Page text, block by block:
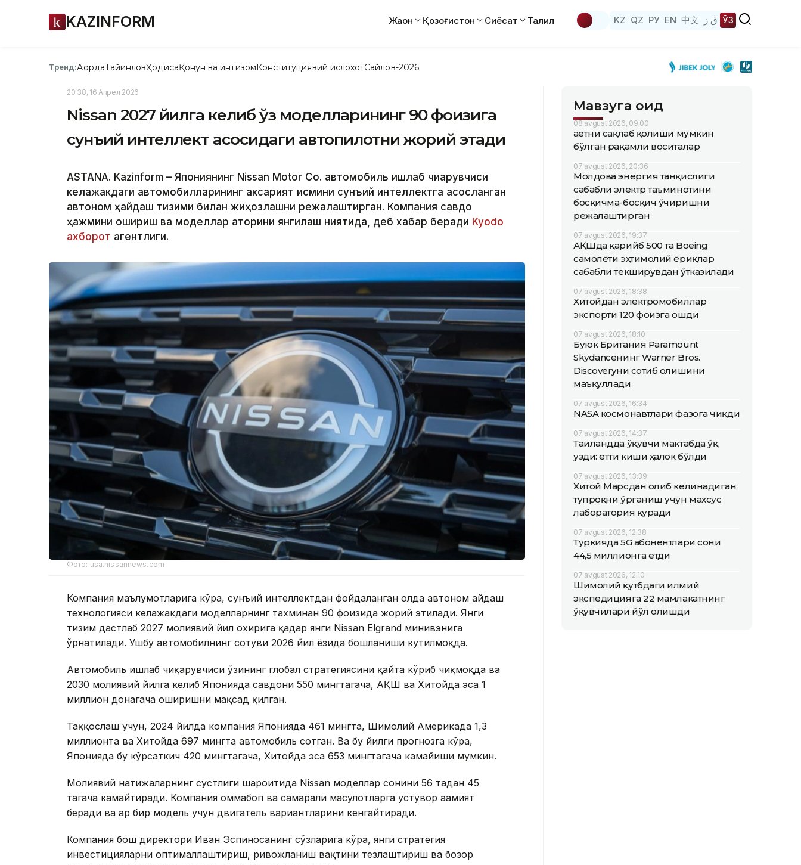
KAZINFORM Жаҳон Қозоғистон Сиёсат Таҳлил KZ QZ РУ EN 中文 ق ز ЎЗ
Тренд:АқордаТайинловҲодисаҚонун ва интизомКонституциявий ислоҳотСайлов-2026
20:38, 16 Апрел 2026
Nissan 2027 йилга келиб ўз моделларининг 90 фоизига
сунъий интеллект асосидаги автопилотни жорий этади
ASTANA. Kazinform – Япониянинг Nissan Motor Co. автомобиль ишлаб чиқарувчиси
келажакдаги автомобилларининг аксарият қисмини сунъий интеллектга асосланган
автоном ҳайдаш тизими билан жиҳозлашни режалаштирган. Компания савдо
ҳажмини ошириш ва моделлар қаторини янгилаш ниятида, деб хабар беради Kyodo
ахборот агентлиги.
Фото: usa.nissannews.com
Компания маълумотларига кўра, сунъий интеллектдан фойдаланган ҳолда автоном ҳайдаш
технологияси келажакдаги моделларнинг тахминан 90 фоизида жорий этилади. Янги
тизим дастлаб 2027 молиявий йил охирига қадар янги Nissan Elgrand минивэнига
ўрнатилади. Ушбу автомобилнинг сотуви 2026 йил ёзида бошланиши кутилмоқда.
Автомобиль ишлаб чиқарувчиси ўзининг глобал стратегиясини қайта кўриб чиқмоқда ва
2030 молиявий йилга келиб Японияда савдони 550 мингтагача, АҚШ ва Хитойда эса 1
миллион донагача оширишни мақсад қилган.
Таққослаш учун, 2024 йилда компания Японияда 461 мингта, Шимолий Америкада 1,3
миллионта ва Хитойда 697 мингта автомобиль сотган. Ва бу йилги прогнозга кўра,
Японияда бу кўрсаткич 420 мингтагача, Хитойда эса 653 мингтагача камайиши мумкин.
Молиявий натижаларнинг сустлиги шароитида Nissan моделлар сонини 56 тадан 45
тагача камайтиради. Компания оммабоп ва самарали маҳсулотларга устувор аҳамият
беради ва ҳар бир модель учун двигатель вариантларини кенгайтиради.
Компания бош директори Иван Эспиносанинг сўзларига кўра, янги стратегия
инвестицияларни оптималлаштириш, ривожланиш вақтини тезлаштириш ва бозор
Мавзуга оид
08 avgust 2026, 09:00
Ҳаётни сақлаб қолиши мумкин
бўлган рақамли воситалар
07 avgust 2026, 20:36
Молдова энергия танқислиги
сабабли электр таъминотини
босқичма-босқич ўчиришни
режалаштирган
07 avgust 2026, 19:37
АҚШда қарийб 500 та Boeing
самолёти эҳтимолий ёриқлар
сабабли текширувдан ўтказилади
07 avgust 2026, 18:38
Хитойдан электромобиллар
экспорти 120 фоизга ошди
07 avgust 2026, 18:10
Буюк Британия Paramount
Skydanceнинг Warner Bros.
Discoveryни сотиб олишини
маъқуллади
07 avgust 2026, 16:34
NASA космонавтлари фазога чиқди
07 avgust 2026, 14:37
Таиландда ўқувчи мактабда ўқ
узди: етти киши ҳалок бўлди
07 avgust 2026, 13:39
Хитой Марсдан олиб келинадиган
тупроқни ўрганиш учун махсус
лаборатория қуради
07 avgust 2026, 12:38
Туркияда 5G абонентлари сони
44,5 миллионга етди
07 avgust 2026, 12:10
Шимолий қутбдаги илмий
экспедицияга 22 мамлакатнинг
ўқувчилари йўл олишди